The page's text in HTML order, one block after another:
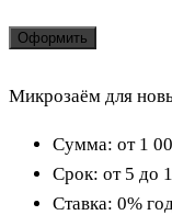
Оформить
Микрозаём для
Сумма: от 1
Срок: от 5 до
Ставка: 0%